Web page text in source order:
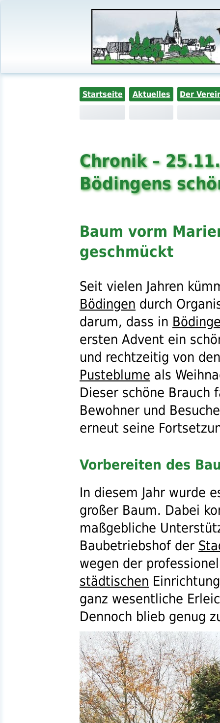
Startseite Aktuelles Der
Chronik –
Bödingens
Baum vorm
geschmückt
Seit vielen Jahren
Bödingen durch
darum, dass in
ersten Advent ein
und rechtzeitig von
Pusteblume als
Dieser schöne Brauch
Bewohner und
erneut seine
Vorbereiten des
In diesem Jahr wurde
großer Baum. Dabei
maßgebliche
Baubetriebshof der
wegen der
städtischen
ganz wesentliche
Dennoch blieb genug